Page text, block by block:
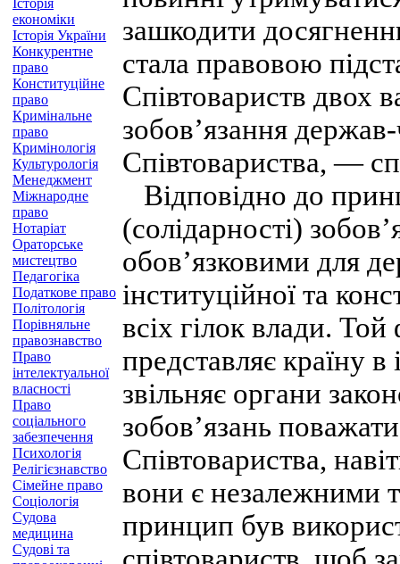
Історія
економіки
Історія України
Конкурентне
право
Конституційне
право
Кримінальне
право
Кримінологія
Культурологія
Менеджмент
Міжнародне
право
Нотаріат
Ораторське
мистецтво
Педагогіка
Податкове право
Політологія
Порівняльне
правознавство
Право
інтелектуальної
власності
Право
соціального
забезпечення
Психологія
Релігієзнавство
Сімейне право
Соціологія
Судова
медицина
Судові та
зашкодити
стала правовою
Співтовариств двох
зобов’язання держав-
Співтовариства, —
Відповідно до
(солідарності)
обов’язковими для
інституційної та
всіх гілок влади.
представляє країну в
звільняє органи
зобов’язань
Співтовариства,
вони є незалежними
принцип був